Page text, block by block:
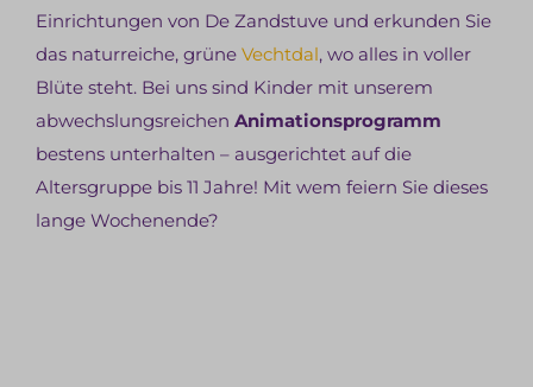
Einrichtungen von De Zandstuve und erkunden Sie
das naturreiche, grüneVechtdal, wo alles in voller
Blüte steht. Bei uns sind Kinder mit unserem
abwechslungsreichenAnimationsprogramm
bestens unterhalten – ausgerichtet auf die
Altersgruppe bis 11 Jahre! Mit wem feiern Sie dieses
lange Wochenende?